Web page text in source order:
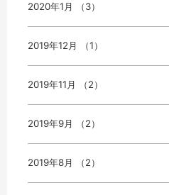
2020年1月 （3）
2019年12月 （1）
2019年11月 （2）
2019年9月 （2）
2019年8月 （2）